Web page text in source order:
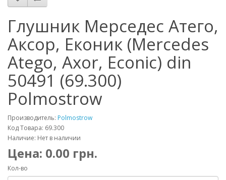
Глушник Мерседес Атего,
Аксор, Еконик (Mercedes
Atego, Axor, Econic) din
50491 (69.300)
Polmostrow
Производитель: Polmostrow
Код Товара: 69.300
Наличие: Нет в наличии
Цена: 0.00 грн.
Кол-во